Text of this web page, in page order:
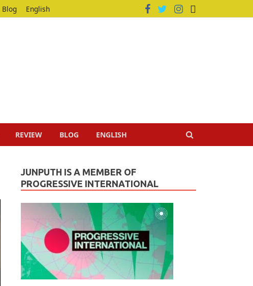
Blog English
REVIEW BLOG ENGLISH
JUNPUTH IS A MEMBER OF
PROGRESSIVE INTERNATIONAL